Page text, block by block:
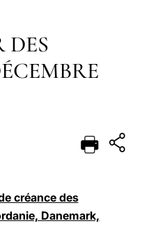
POLSKI
中文
LATINE
DES
créance des
Danemark,